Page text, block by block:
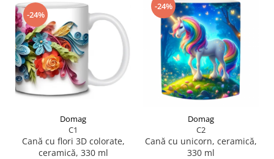
Suflantă frunze
Suporturi laptop
Tirbușoane și deschizătoare de
sticle
Trafalet
Trimmere
Trusă tubulare
Unelte pentru altoit
Unelte pentru grădină
-24%
Domag
C1
Cană cu flori 3D colorate,
ceramică, 330 ml
-24%
Domag
C2
Cană cu unicorn, ceramică,
330 ml